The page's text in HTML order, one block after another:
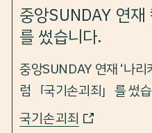
중앙SUNDAY 연재
를 썼습니다.
중앙SUNDAY 연재 ‘나
럼「국기손괴죄」를 썼
국기손괴죄